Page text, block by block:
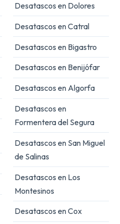
Desatascos en Dolores
Desatascos en Catral
Desatascos en Bigastro
Desatascos en Benijófar
Desatascos en Algorfa
Desatascos en
Formentera del Segura
Desatascos en San Miguel
de Salinas
Desatascos en Los
Montesinos
Desatascos en Cox